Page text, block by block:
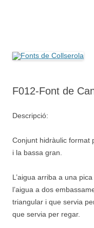
F012-Font de
Descripció:
Conjunt hidràulic format
i la bassa gran.
L’aigua arriba a una
l’aigua a dos
triangular i que servia
que servia per regar.